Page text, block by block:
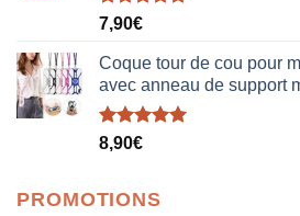
Note5.00
7,90€
Coque tour de cou pour
avec anneau de support
Note5.00
8,90€
PROMOTIONS